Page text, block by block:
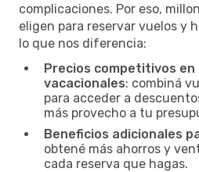
complicaciones. Por eso,
eligen para reservar vuelos y
lo que nos diferencia:
Precios competitivos en
vacacionales: combiná
para acceder a
más provecho a tu
Beneficios adicionales
obtené más ahorros y
cada reserva que hagas.